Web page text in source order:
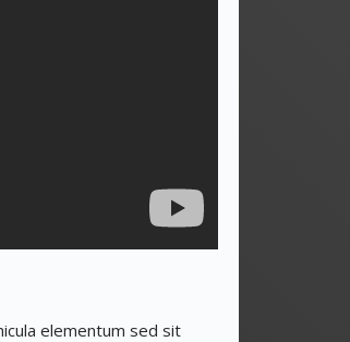
elementum sed sit